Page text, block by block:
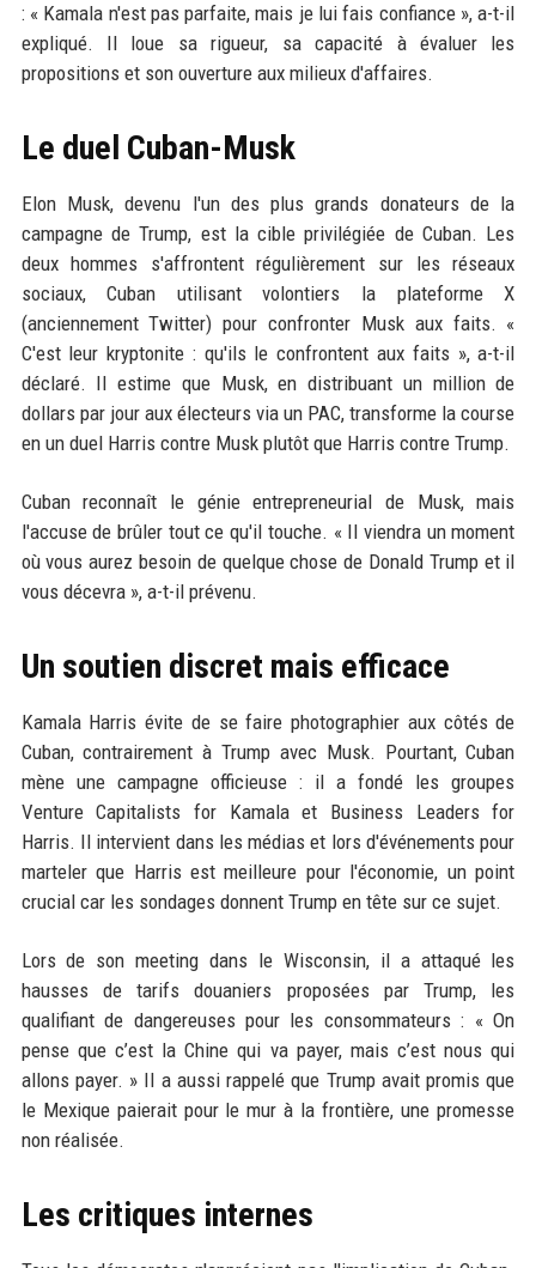
: « Kamala n'est pas parfaite, mais je lui fais confiance », a-t-il
expliqué. Il loue sa rigueur, sa capacité à évaluer les
propositions et son ouverture aux milieux d'affaires.
Le duel Cuban-Musk
Elon Musk, devenu l'un des plus grands donateurs de la
campagne de Trump, est la cible privilégiée de Cuban. Les
deux hommes s'affrontent régulièrement sur les réseaux
sociaux, Cuban utilisant volontiers la plateforme X
(anciennement Twitter) pour confronter Musk aux faits. «
C'est leur kryptonite : qu'ils le confrontent aux faits », a-t-il
déclaré. Il estime que Musk, en distribuant un million de
dollars par jour aux électeurs via un PAC, transforme la course
en un duel Harris contre Musk plutôt que Harris contre Trump.
Cuban reconnaît le génie entrepreneurial de Musk, mais
l'accuse de brûler tout ce qu'il touche. « Il viendra un moment
où vous aurez besoin de quelque chose de Donald Trump et il
vous décevra », a-t-il prévenu.
Un soutien discret mais efficace
Kamala Harris évite de se faire photographier aux côtés de
Cuban, contrairement à Trump avec Musk. Pourtant, Cuban
mène une campagne officieuse : il a fondé les groupes
Venture Capitalists for Kamala et Business Leaders for
Harris. Il intervient dans les médias et lors d'événements pour
marteler que Harris est meilleure pour l'économie, un point
crucial car les sondages donnent Trump en tête sur ce sujet.
Lors de son meeting dans le Wisconsin, il a attaqué les
hausses de tarifs douaniers proposées par Trump, les
qualifiant de dangereuses pour les consommateurs : « On
pense que c’est la Chine qui va payer, mais c’est nous qui
allons payer. » Il a aussi rappelé que Trump avait promis que
le Mexique paierait pour le mur à la frontière, une promesse
non réalisée.
Les critiques internes